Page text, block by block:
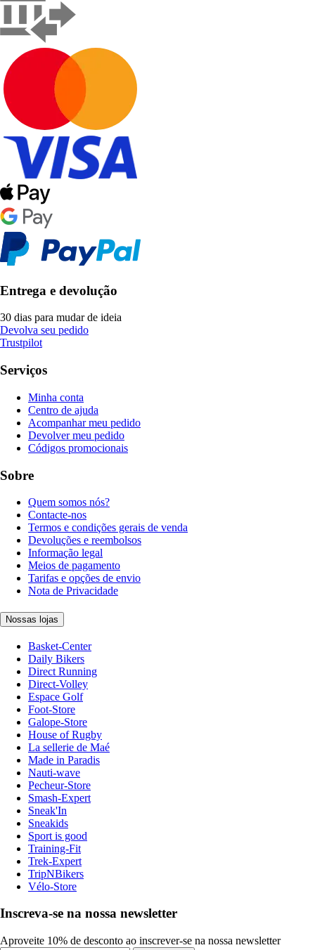
Entrega e devolução
30 dias para mudar de ideia
Devolva seu pedido
Trustpilot
Serviços
Minha conta
Centro de ajuda
Acompanhar meu pedido
Devolver meu pedido
Códigos promocionais
Sobre
Quem somos nós?
Contacte-nos
Termos e condições gerais de venda
Devoluções e reembolsos
Informação legal
Meios de pagamento
Tarifas e opções de envio
Nota de Privacidade
Nossas lojas
Basket-Center
Daily Bikers
Direct Running
Direct-Volley
Espace Golf
Foot-Store
Galope-Store
House of Rugby
La sellerie de Maé
Made in Paradis
Nauti-wave
Pecheur-Store
Smash-Expert
Sneak'In
Sneakids
Sport is good
Training-Fit
Trek-Expert
TripNBikers
Vélo-Store
Inscreva-se na nossa newsletter
Aproveite 10% de desconto ao inscrever-se na nossa newsletter